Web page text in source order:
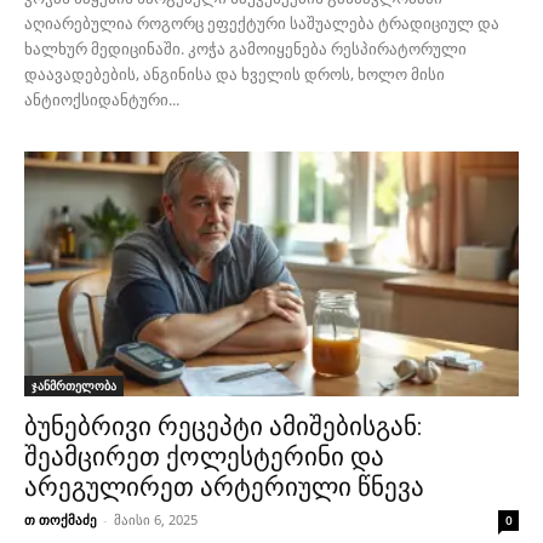
აღიარებულია როგორც ეფექტური საშუალება ტრადიციულ და
ხალხურ მედიცინაში. კოჭა გამოიყენება რესპირატორული
დაავადებების, ანგინისა და ხველის დროს, ხოლო მისი
ანტიოქსიდანტური...
ჯანმრთელობა
ბუნებრივი რეცეპტი ამიშებისგან:
შეამცირეთ ქოლესტერინი და
არეგულირეთ არტერიული წნევა
თ თოქმაძე - მაისი 6, 2025 0